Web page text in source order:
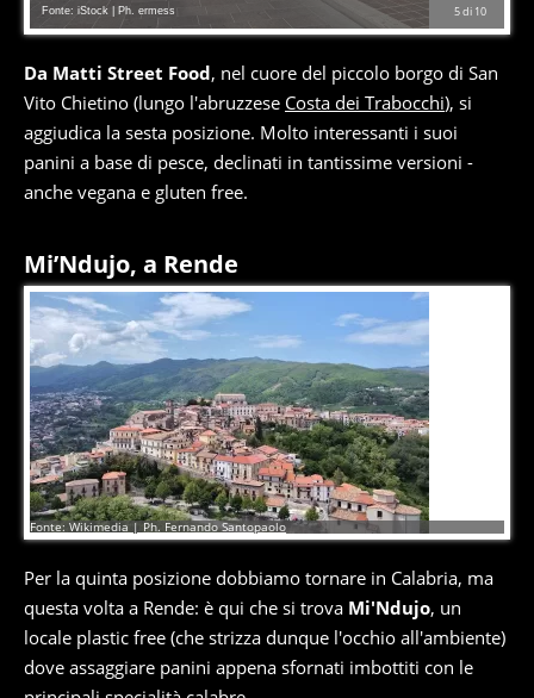
5di 10
Fonte: iStock | Ph. ermess
Da Matti Street Food, nel cuore del piccolo borgo di San
Vito Chietino (lungo l'abruzzese Costa dei Trabocchi), si
aggiudica la sesta posizione. Molto interessanti i suoi
panini a base di pesce, declinati in tantissime versioni -
anche vegana e gluten free.
Mi’Ndujo, a Rende
Fonte: Wikimedia | Ph. Fernando Santopaolo
Per la quinta posizione dobbiamo tornare in Calabria, ma
questa volta a Rende: è qui che si trova Mi'Ndujo, un
locale plastic free (che strizza dunque l'occhio all'ambiente)
dove assaggiare panini appena sfornati imbottiti con le